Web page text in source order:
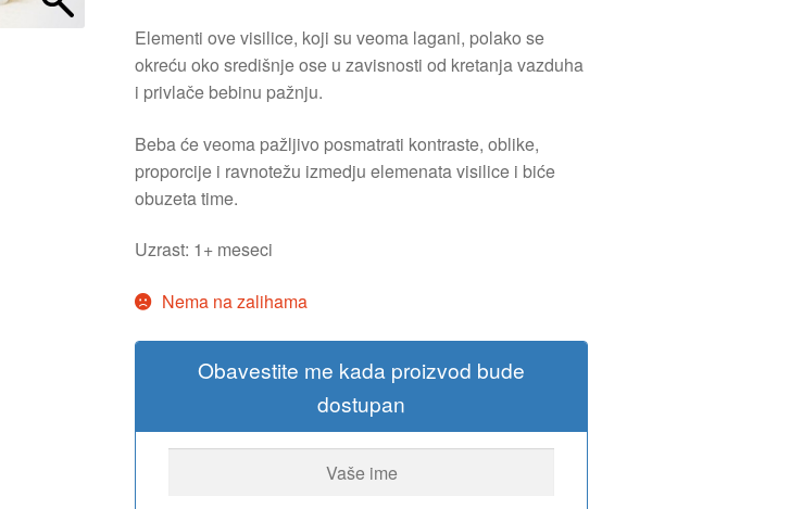
Elementi ove visilice, koji su veoma lagani, polako se
okreću oko središnje ose u zavisnosti od kretanja vazduha
i privlače bebinu pažnju.
Beba će veoma pažljivo posmatrati kontraste, oblike,
proporcije i ravnotežu izmedju elemenata visilice i biće
obuzeta time.
Uzrast: 1+ meseci
Nema na zalihama
Obavestite me kada proizvod bude
dostupan